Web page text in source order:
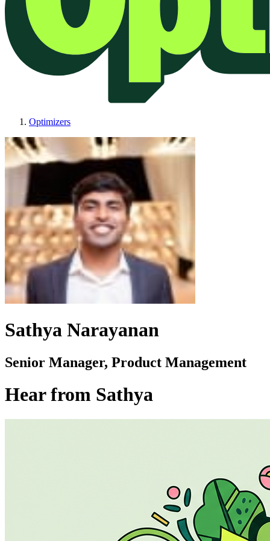
Optimizers
Sathya Narayanan
Senior Manager, Product Management
Hear from Sathya